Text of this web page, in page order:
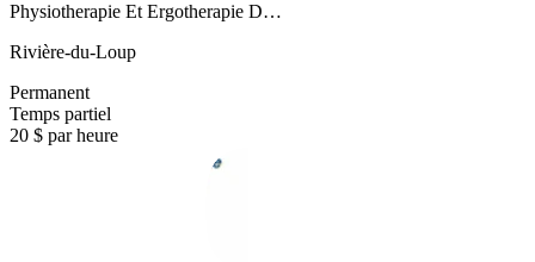
Physiotherapie Et Ergotherapie D…
Rivière-du-Loup
Permanent
Temps partiel
20 $ par heure